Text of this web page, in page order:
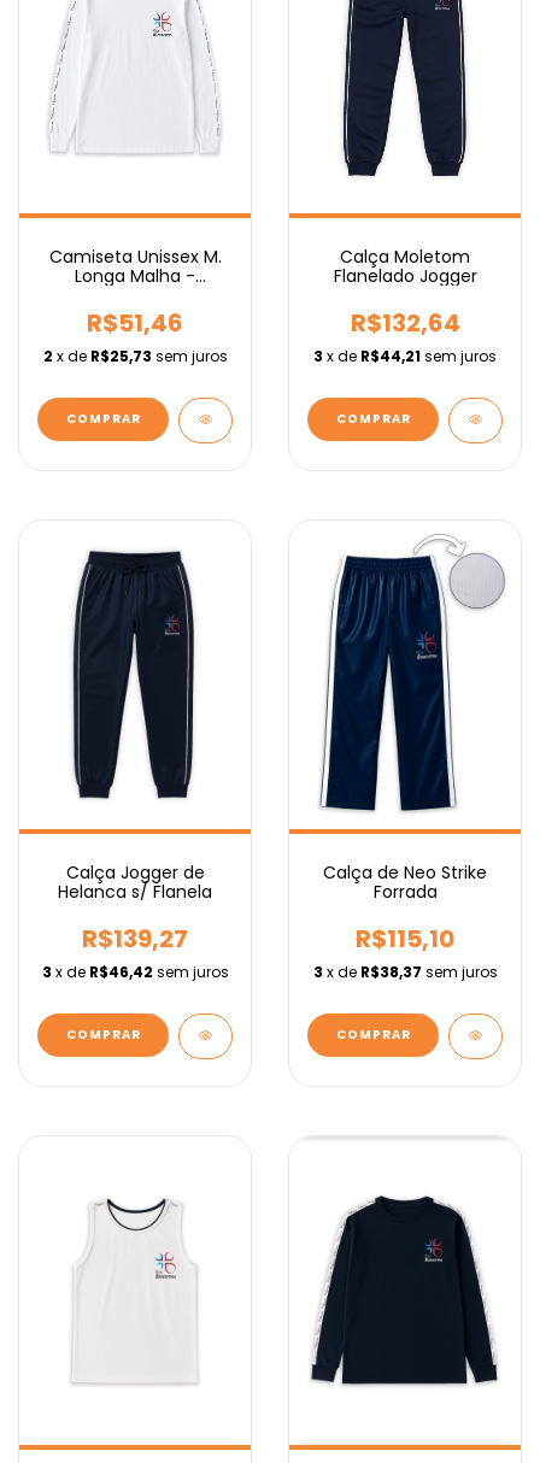
Camiseta Unissex M.
Longa Malha -
R$51,46
2 x de R$25,73 sem juros
COMPRAR
Calça Moletom
Flanelado Jogger
R$132,64
3 x de R$44,21sem juros
COMPRAR
Calça Jogger de
Helanca s/ Flanela
R$139,27
3 x de R$46,42 sem juros
COMPRAR
Calça de Neo Strike
Forrada
R$115,10
3 x de R$38,37 sem juros
COMPRAR